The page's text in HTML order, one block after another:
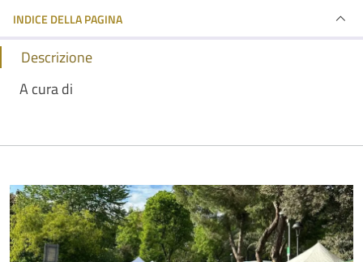
INDICE DELLA PAGINA
Descrizione
A cura di